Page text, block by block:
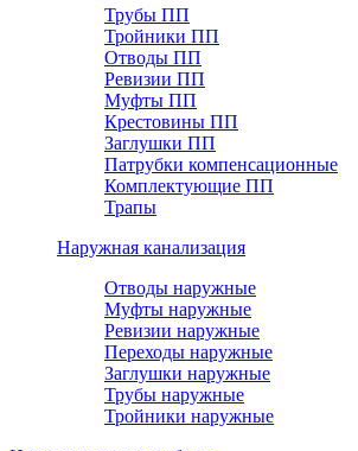
Трубы ПП
Тройники ПП
Отводы ПП
Ревизии ПП
Муфты ПП
Крестовины ПП
Заглушки ПП
Патрубки компенсационные
Комплектующие ПП
Трапы
Наружная канализация
Отводы наружные
Муфты наружные
Ревизии наружные
Переходы наружные
Заглушки наружные
Трубы наружные
Тройники наружные